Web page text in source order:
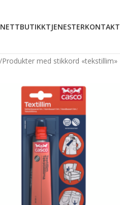
NETTBUTIKKTJENESTERKONTAKT
Produkter med stikkord «tekstillim»